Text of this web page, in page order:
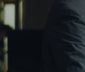
Skip
content